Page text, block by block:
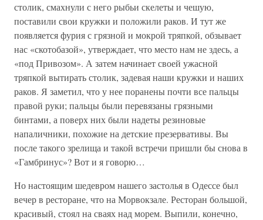
столик, смахнули с него рыбьи скелеты и чешую,
поставили свои кружки и положили раков. И тут же
появляется фурия с грязной и мокрой тряпкой, обзывает
нас «скотобазой», утверждает, что место нам не здесь, а
«под Привозом». А затем начинает своей ужасной
тряпкой вытирать столик, задевая наши кружки и наших
раков. Я заметил, что у нее поранены почти все пальцы
правой руки; пальцы были перевязаны грязными
бинтами, а поверх них были надеты резиновые
напаличники, похожие на детские презервативы. Вы
после такого зрелища и такой встречи пришли бы снова в
«Гамбринус»? Вот и я говорю…
Но настоящим шедевром нашего застолья в Одессе был
вечер в ресторане, что на Морвокзале. Ресторан большой,
красивый, стоял на сваях над морем. Выпили, конечно,